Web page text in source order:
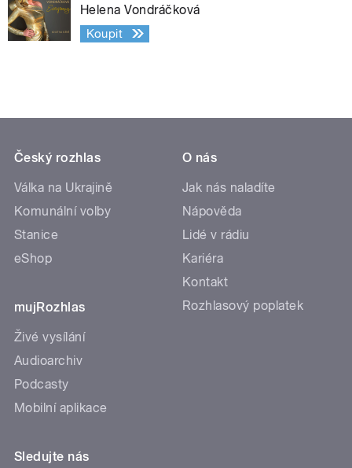
Helena Vondráčková
Koupit
Český rozhlas
Válka na Ukrajině
Komunální volby
Stanice
eShop
mujRozhlas
Živé vysílání
Audioarchiv
Podcasty
Mobilní aplikace
O nás
Jak nás naladíte
Nápověda
Lidé v rádiu
Kariéra
Kontakt
Rozhlasový poplatek
Sledujte nás